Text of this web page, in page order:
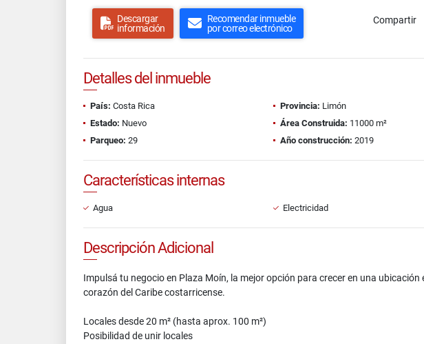
Descargar
información
Recomendar inmueble
por correo electrónico
Compartir
Detalles del inmueble
País: Costa Rica Provincia: Limón
Estado: Nuevo Área Construida: 11000 m²
Parqueo: 29 Año construcción: 2019
Características internas
Agua Electricidad
Descripción Adicional
Impulsá tu negocio en Plaza Moín, la mejor opción para crecer en una
corazón del Caribe costarricense.
Locales desde 20 m² (hasta aprox. 100 m²)
Posibilidad de unir locales